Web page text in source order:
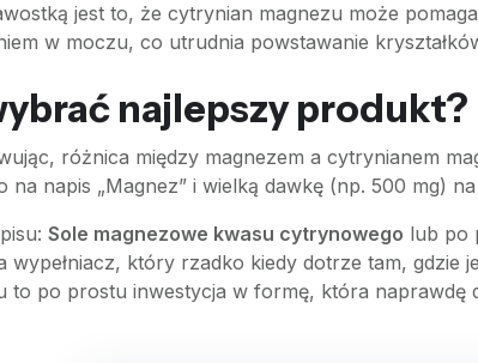
jest to, że cytrynian magnezu może
w moczu, co utrudnia powstawanie
najlepszy produkt?
różnica między magnezem a cytrynianem
na napis „Magnez” i wielką dawkę (np. 500 mg)
Sole magnezowe kwasu cytrynowego lub po
wypełniacz, który rzadko kiedy dotrze tam,
to po prostu inwestycja w formę, która naprawdę